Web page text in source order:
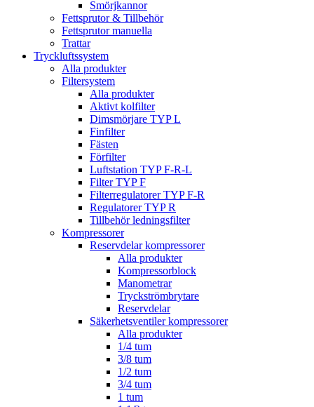
Smörjkannor
Fettsprutor & Tillbehör
Fettsprutor manuella
Trattar
Tryckluftssystem
Alla produkter
Filtersystem
Alla produkter
Aktivt kolfilter
Dimsmörjare TYP L
Finfilter
Fästen
Förfilter
Luftstation TYP F-R-L
Filter TYP F
Filterregulatorer TYP F-R
Regulatorer TYP R
Tillbehör ledningsfilter
Kompressorer
Reservdelar kompressorer
Alla produkter
Kompressorblock
Manometrar
Tryckströmbrytare
Reservdelar
Säkerhetsventiler kompressorer
Alla produkter
1/4 tum
3/8 tum
1/2 tum
3/4 tum
1 tum